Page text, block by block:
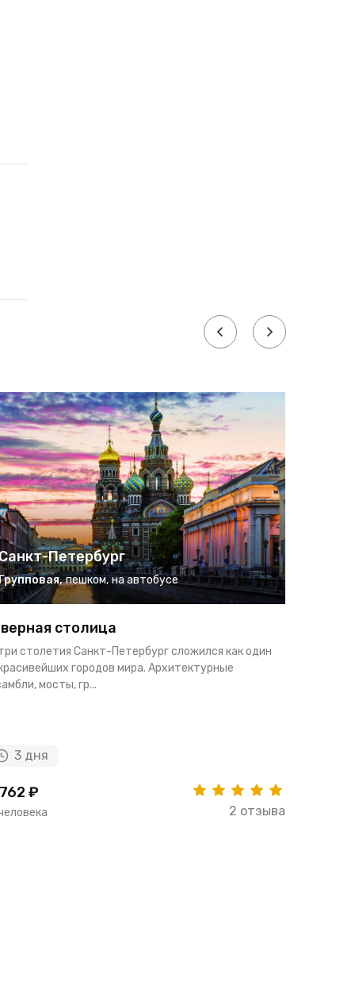
Петербург
, пешком, на автобусе
столица
столетия Санкт-Петербург сложился как один
городов мира. Архитектурные
мосты, гр...
3 дня
₽
2 отзыва